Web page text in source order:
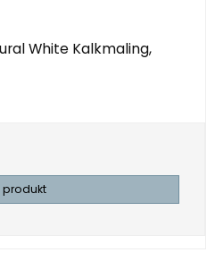
White Kalkmaling,
produkt